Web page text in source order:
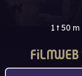
1 t 50 m